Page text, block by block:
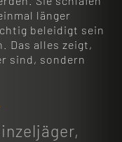
länger
beleidigt sein
Das alles zeigt,
sind, sondern